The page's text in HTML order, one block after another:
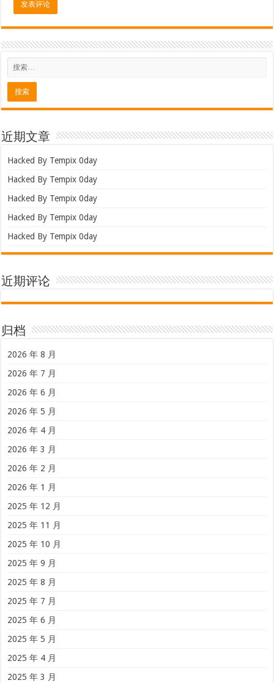
近期文章
Hacked By Tempix 0day
Hacked By Tempix 0day
Hacked By Tempix 0day
Hacked By Tempix 0day
Hacked By Tempix 0day
近期评论
归档
2026 年 8 月
2026 年 7 月
2026 年 6 月
2026 年 5 月
2026 年 4 月
2026 年 3 月
2026 年 2 月
2026 年 1 月
2025 年 12 月
2025 年 11 月
2025 年 10 月
2025 年 9 月
2025 年 8 月
2025 年 7 月
2025 年 6 月
2025 年 5 月
2025 年 4 月
2025 年 3 月